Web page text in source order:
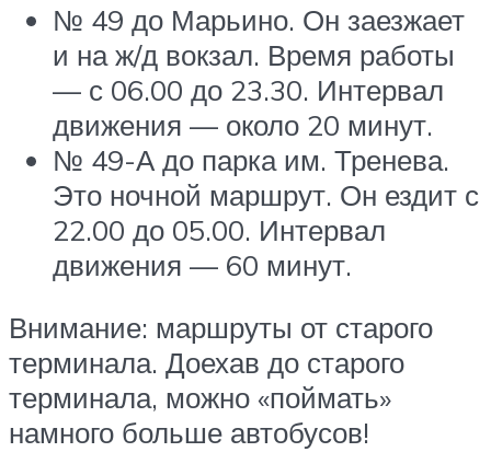
№ 49 до Марьино. Он заезжает
и на ж/д вокзал. Время работы
— с 06.00 до 23.30. Интервал
движения — около 20 минут.
№ 49-А до парка им. Тренева.
Это ночной маршрут. Он ездит с
22.00 до 05.00. Интервал
движения — 60 минут.
Внимание: маршруты от старого
терминала. Доехав до старого
терминала, можно «поймать»
намного больше автобусов!